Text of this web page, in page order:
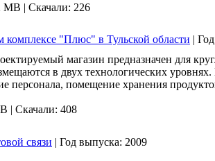
MB | Скачали: 226
"Плюс" в Тульской области |
магазин предназначен для
в двух технологических уровнях.
персонала, помещение хранения
| Скачали: 408
связи | Год выпуска: 2009